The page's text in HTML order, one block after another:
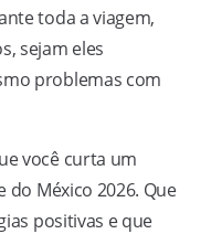
toda a viagem,
sejam eles
problemas com
você curta um
do México 2026. Que
positivas e que